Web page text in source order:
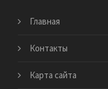
Главная
Контакты
Карта сайта